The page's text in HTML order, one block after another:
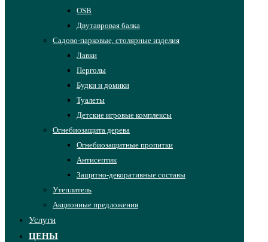
OSB
Двутавровая балка
Садово-парковые, столярные изделия
Лавки
Перголы
Будки и домики
Туалеты
Детские игровые комплексы
Огнебиозащита дерева
Огнебиозащитные пропитки
Антисептик
Защитно-декоративные составы
Утеплитель
Акционные предложения
Услуги
ЦЕНЫ